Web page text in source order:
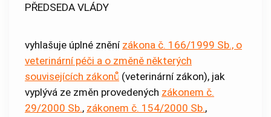
PŘEDSEDA VLÁDY
vyhlašuje úplné znění zákona č. 166/1999 Sb., o
veterinární péči a o změně některých
souvisejících zákonů (veterinární zákon), jak
vyplývá ze změn provedených zákonem č.
29/2000 Sb., zákonem č. 154/2000 Sb.,